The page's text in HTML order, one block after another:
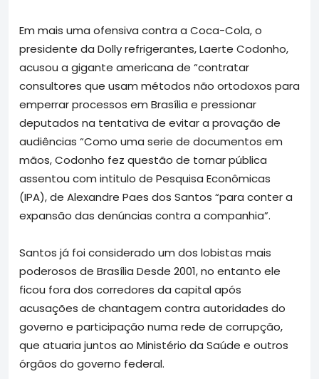
Em mais uma ofensiva contra a Coca-Cola, o
presidente da Dolly refrigerantes, Laerte Codonho,
acusou a gigante americana de “contratar
consultores que usam métodos não ortodoxos para
emperrar processos em Brasília e pressionar
deputados na tentativa de evitar a provação de
audiências “Como uma serie de documentos em
mãos, Codonho fez questão de tornar pública
assentou com intitulo de Pesquisa Econômicas
(IPA), de Alexandre Paes dos Santos “para conter a
expansão das denúncias contra a companhia”.
Santos já foi considerado um dos lobistas mais
poderosos de Brasília Desde 2001, no entanto ele
ficou fora dos corredores da capital após
acusações de chantagem contra autoridades do
governo e participação numa rede de corrupção,
que atuaria juntos ao Ministério da Saúde e outros
órgãos do governo federal.